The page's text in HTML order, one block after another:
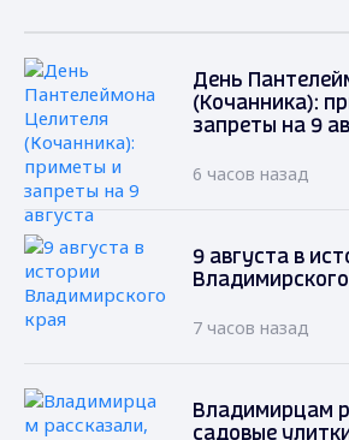
День
(Кочанника):
запреты на 9
6 часов назад
9 августа в
7 часов назад
Владимирцам
садовые